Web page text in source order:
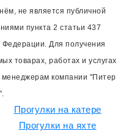
не является публичной
пункта 2 статьи 437
Федерации. Для получения
товарах, работах и услугах
компании "Питер
Прогулки на катере
Прогулки на яхте